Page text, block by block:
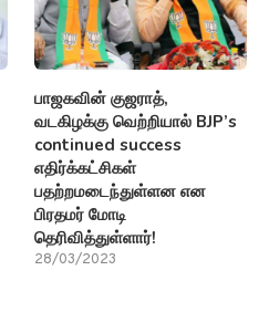
பாஜகவின் குஜராத்,
வடகிழக்கு வெற்றியால் BJP’s
continued success
எதிர்க்கட்சிகள்
பதற்றமடைந்துள்ளன என
பிரதமர் மோடி
தெரிவித்துள்ளார்!
28/03/2023